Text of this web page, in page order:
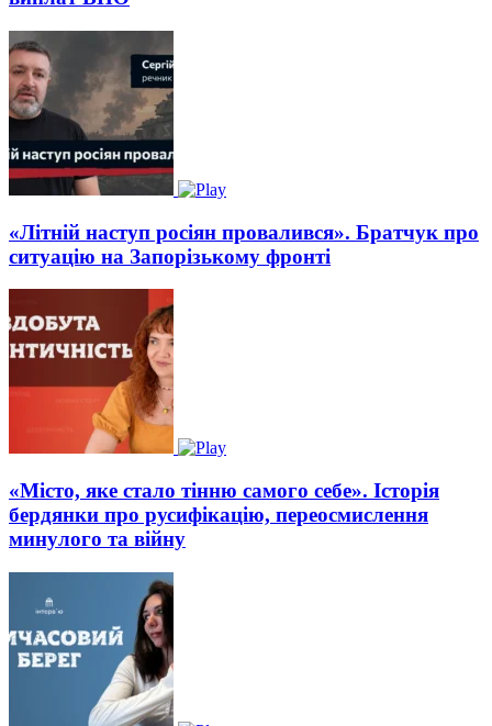
«Літній наступ росіян провалився». Братчук про
ситуацію на Запорізькому фронті
«Місто, яке стало тінню самого себе». Історія
бердянки про русифікацію, переосмислення
минулого та війну